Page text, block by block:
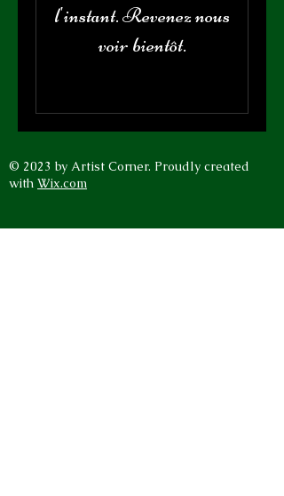
l'instant. Revenez nous
voir bientôt.
© 2023 by Artist Corner. Proudly created
with Wix.com